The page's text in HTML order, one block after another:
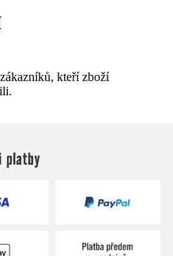
kteří zboží
platby